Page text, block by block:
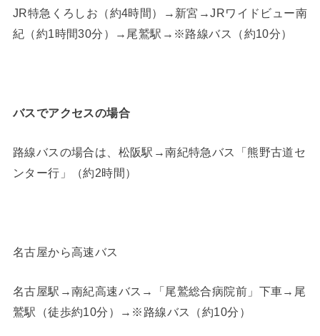
JR特急くろしお（約4時間）→新宮→JRワイドビュー南
紀（約1時間30分）→尾鷲駅→※路線バス（約10分）
バスでアクセスの場合
路線バスの場合は、松阪駅→南紀特急バス「熊野古道セ
ンター行」（約2時間）
名古屋から高速バス
名古屋駅→南紀高速バス→「尾鷲総合病院前」下車→尾
鷲駅（徒歩約10分）→※路線バス（約10分）